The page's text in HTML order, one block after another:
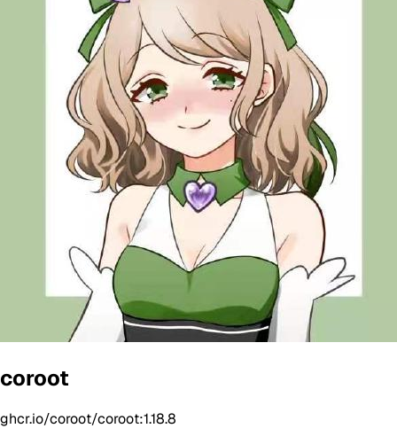
coroot
ghcr.io/coroot/coroot:1.18.8